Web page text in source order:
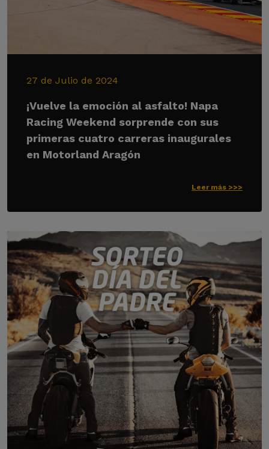
27 de Julio de 2024
¡Vuelve la emoción al asfalto! Napa
Racing Weekend sorprende con sus
primeras cuatro carreras inaugurales
en Motorland Aragón
Leer más >>>